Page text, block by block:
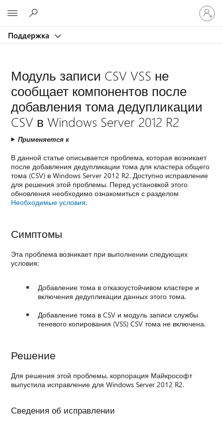
Поддержка
Модуль записи CSV VSS не
сообщает компонентов после
добавления тома дедупликации
CSV в Windows Server 2012 R2
Применяется к
В данной статье описывается проблема, которая возникает
после добавления дедупликации тома для кластера общего
тома (CSV) в Windows Server 2012 R2. Доступно исправление
для решения этой проблемы. Перед установкой этого
обновления необходимо ознакомиться с разделом
Необходимые условия.
Симптомы
Эта проблема возникает при выполнении следующих
условия:
Добавление тома в отказоустойчивом кластере и
включения дедупликации данных этого тома.
Добавление тома в CSV и модуль записи службы
теневого копирования (VSS) CSV тома не включена.
Решение
Для решения этой проблемы, корпорация Майкрософт
выпустила исправление для Windows Server 2012 R2.
Сведения об исправлении